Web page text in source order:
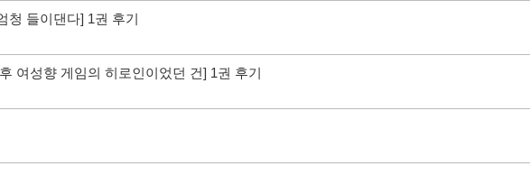
청 들이댄다] 1권 후기
여성향 게임의 히로인이었던 건] 1권 후기